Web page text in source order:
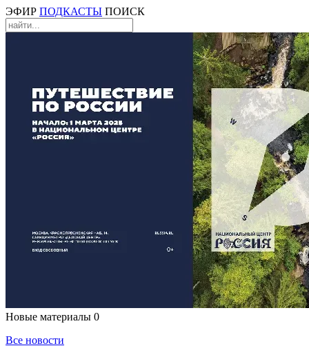
ЭФИР ПОДКАСТЫ ПОИСК
Новые материалы 0
Все новости